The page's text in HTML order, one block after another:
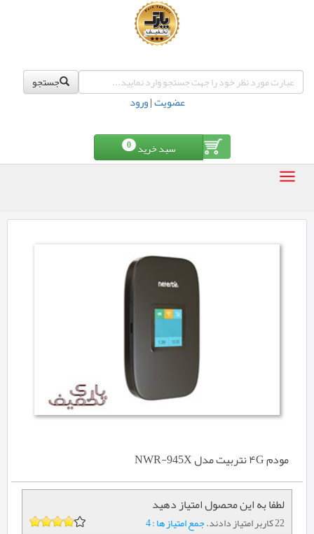
جستجو
عضویت|ورود
سبد خرید 0
مودم ۴G نتربیت مدل NWR-945X
لطفا به این محصول امتیاز دهید
22 کاربر امتیاز دادند. جمع امتیاز ها : 4